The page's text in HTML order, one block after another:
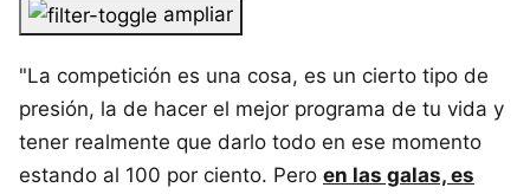
ampliar
"La competición es una cosa, es un cierto tipo de
presión, la de hacer el mejor programa de tu vida y
tener realmente que darlo todo en ese momento
estando al 100 por ciento. Pero en las galas, es